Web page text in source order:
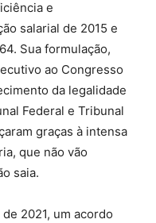
e
salarial de 2015 e
Sua formulação,
ao Congresso
da legalidade
Federal e Tribunal
graças à intensa
que não vão
saia.
2021, um acordo